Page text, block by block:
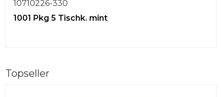
10710226-330
1001 Pkg 5 Tischk. mint
Topseller